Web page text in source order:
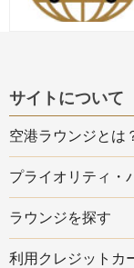
サイトについて
空港ラウンジとは
プライオリティ・
ラウンジを探す
利用クレジットカ